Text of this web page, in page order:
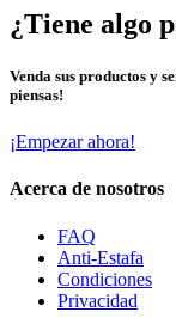
¿Tiene algo
Venda sus productos y
piensas!
¡Empezar ahora!
Acerca de nosotros
FAQ
Anti-Estafa
Condiciones
Privacidad